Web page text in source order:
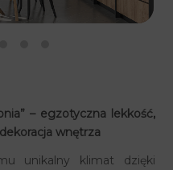
– egzotyczna lekkość,
wnętrza
unikalny klimat dzięki